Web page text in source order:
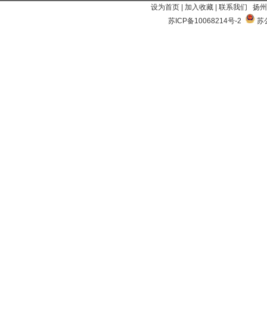
设为首页 加入收藏 联系我们 扬
苏ICP备10068214号-2
苏